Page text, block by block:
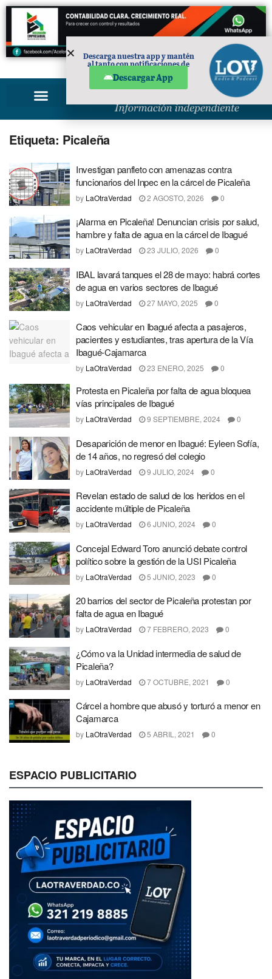
PUBLICIDAD
Etiqueta: Picaleña
Investigan panfleto con amenazas contra
funcionarios del Inpec en la cárcel de Picaleña
by LaOtraVerdad 2 AGOSTO, 2026 0
¡Alarma en Picaleña! Denuncian crisis por salud,
hambre y falta de agua en la cárcel de Ibagué
by LaOtraVerdad 23 JULIO, 2026 0
IBAL lavará tanques el 28 de mayo: habrá cortes
de agua en varios sectores de Ibagué
by LaOtraVerdad 27 MAYO, 2025 0
Caos vehicular en Ibagué afecta a pasajeros,
pacientes y estudiantes, tras apertura de la Vía
Ibagué-Cajamarca
by LaOtraVerdad 23 ENERO, 2025 0
Protesta en Picaleña por falta de agua bloquea
vías principales de Ibagué
by LaOtraVerdad 9 SEPTIEMBRE, 2024 0
Desaparición de menor en Ibagué: Eyleen Sofía,
de 14 años, no regresó del colegio
by LaOtraVerdad 9 JULIO, 2024 0
Revelan estado de salud de los heridos en el
accidente múltiple de Picaleña
by LaOtraVerdad 6 JUNIO, 2024 0
Concejal Edward Toro anunció debate control
político sobre la gestión de la USI Picaleña
by LaOtraVerdad 5 JUNIO, 2023 0
20 barrios del sector de Picaleña protestan por
falta de agua en Ibagué
by LaOtraVerdad 7 FEBRERO, 2023 0
¿Cómo va la Unidad intermedia de salud de
Picaleña?
by LaOtraVerdad 7 OCTUBRE, 2021 0
Cárcel a hombre que abusó y torturó a menor en
Cajamarca
by LaOtraVerdad 5 ABRIL, 2021 0
ESPACIO PUBLICITARIO
Descarga nuestra app y mantén
al tanto con notificaciones de
Descargar App